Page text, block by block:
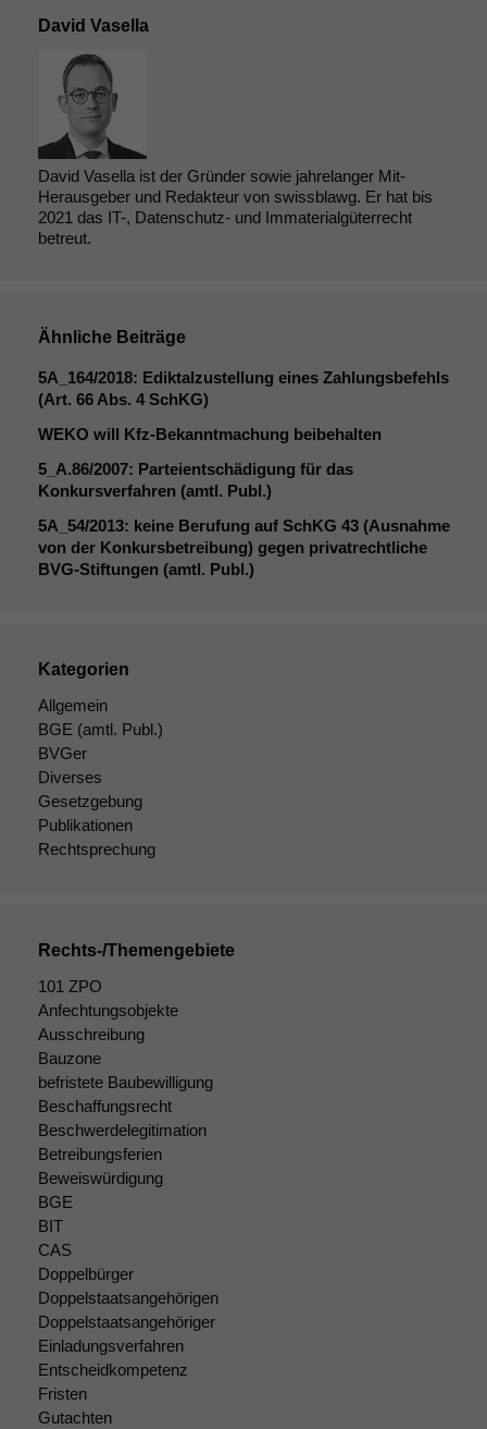
David Vasella
David Vasella ist der Gründer sowie jahrelanger Mit-
Herausgeber und Redakteur von swissblawg. Er hat bis
2021 das IT-, Datenschutz- und Immaterialgüterrecht
betreut.
Ähnliche Beiträge
5A_164/2018: Ediktalzustellung eines Zahlungsbefehls
(Art. 66 Abs. 4 SchKG)
WEKO will Kfz-Bekanntmachung beibehalten
5_A.86/2007: Parteientschädigung für das
Konkursverfahren (amtl. Publ.)
5A_54/2013: keine Berufung auf SchKG 43 (Ausnahme
von der Konkursbetreibung) gegen privatrechtliche
BVG-Stiftungen (amtl. Publ.)
Kategorien
Allgemein
BGE (amtl. Publ.)
BVGer
Diverses
Gesetzgebung
Publikationen
Rechtsprechung
Rechts-/Themengebiete
101 ZPO
Anfechtungsobjekte
Ausschreibung
Bauzone
befristete Baubewilligung
Beschaffungsrecht
Beschwerdelegitimation
Betreibungsferien
Beweiswürdigung
BGE
BIT
CAS
Doppelbürger
Doppelstaatsangehörigen
Doppelstaatsangehöriger
Einladungsverfahren
Entscheidkompetenz
Fristen
Gutachten